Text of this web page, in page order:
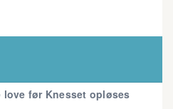
før Knesset opløses